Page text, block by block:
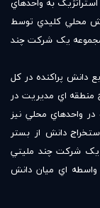
محلي کليدي توسط
يک شرکت چند
دانش پراکنده در کل
منطقه اي مديريت در
واحدهاي محلي نيز
دانش از بستر
يک شرکت چند مليتي
واسطه اي ميان دانش